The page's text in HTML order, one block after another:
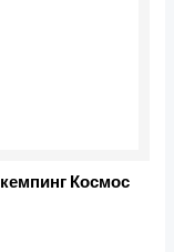
кемпинг Космос